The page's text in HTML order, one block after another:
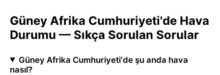
Güney Afrika Cumhuriyeti'de Hava
Durumu — Sıkça Sorulan Sorular
Güney Afrika Cumhuriyeti'de şu anda hava
nasıl?